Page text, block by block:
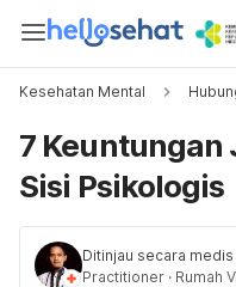
Kesehatan Mental
7 Keuntungan
Sisi Psikologis
Ditinjau secara
Practitioner · Rumah